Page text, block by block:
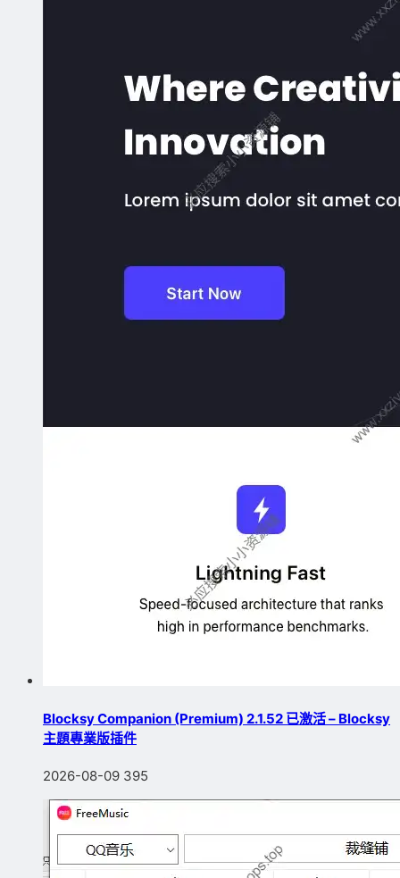
Blocksy Companion (Premium) 2.1.52 已激活 – Blocksy
主題專業版插件
2026-08-09 395